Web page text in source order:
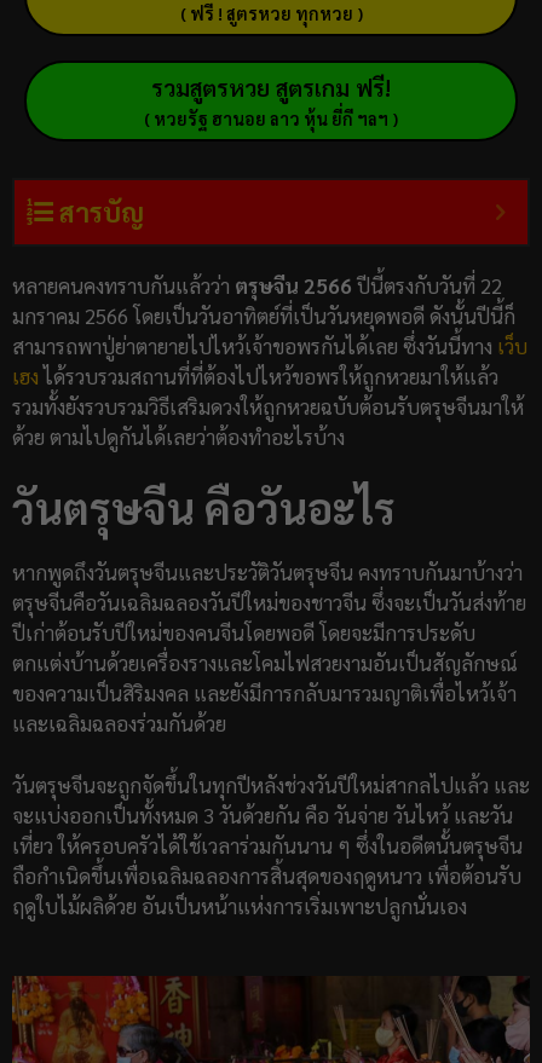
( ฟรี ! สูตรหวย ทุกหวย )
รวมสูตรหวย สูตรเกม ฟรี!
( หวยรัฐ ฮานอย ลาว หุ้น ยี่กี ฯลฯ )
สารบัญ
หลายคนคงทราบกันแล้วว่า ตรุษจีน 2566 ปีนี้ตรงกับวันที่ 22
มกราคม 2566 โดยเป็นวันอาทิตย์ที่เป็นวันหยุดพอดี ดังนั้นปีนี้ก็
สามารถพาปู่ย่าตายายไปไหว้เจ้าขอพรกันได้เลย ซึ่งวันนี้ทาง เว็บ
เฮงได้รวบรวมสถานที่ที่ต้องไปไหว้ขอพรให้ถูกหวยมาให้แล้ว
รวมทั้งยังรวบรวมวิธีเสริมดวงให้ถูกหวยฉบับต้อนรับตรุษจีนมาให้
ด้วย ตามไปดูกันได้เลยว่าต้องทำอะไรบ้าง
วันตรุษจีน คือวันอะไร
หากพูดถึงวันตรุษจีนและประวัติวันตรุษจีน คงทราบกันมาบ้างว่า
ตรุษจีนคือวันเฉลิมฉลองวันปีใหม่ของชาวจีน ซึ่งจะเป็นวันส่งท้าย
ปีเก่าต้อนรับปีใหม่ของคนจีนโดยพอดี โดยจะมีการประดับ
ตกแต่งบ้านด้วยเครื่องรางและโคมไฟสวยงามอันเป็นสัญลักษณ์
ของความเป็นสิริมงคล และยังมีการกลับมารวมญาติเพื่อไหว้เจ้า
และเฉลิมฉลองร่วมกันด้วย
วันตรุษจีนจะถูกจัดขึ้นในทุกปีหลังช่วงวันปีใหม่สากลไปแล้ว และ
จะแบ่งออกเป็นทั้งหมด 3 วันด้วยกัน คือ วันจ่าย วันไหว้ และวัน
เที่ยว ให้ครอบครัวได้ใช้เวลาร่วมกันนาน ๆ ซึ่งในอดีตนั้นตรุษจีน
ถือกำเนิดขึ้นเพื่อเฉลิมฉลองการสิ้นสุดของฤดูหนาว เพื่อต้อนรับ
ฤดูใบไม้ผลิด้วย อันเป็นหน้าแห่งการเริ่มเพาะปลูกนั่นเอง